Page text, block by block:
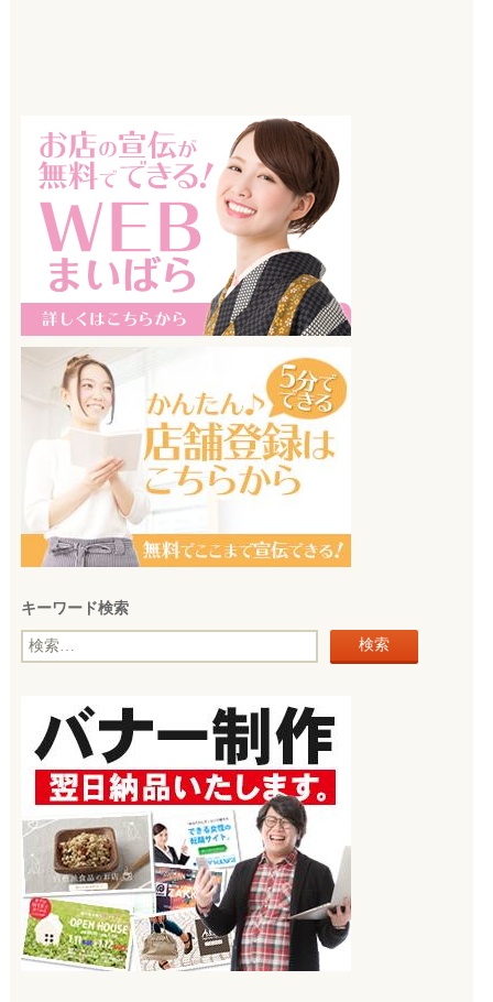
キーワード検索
検